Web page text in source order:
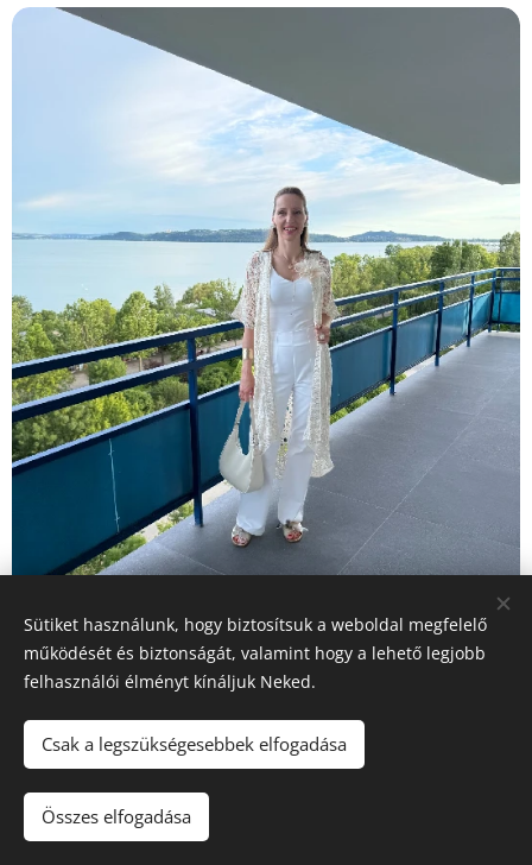
Miért válassz engem a stílustanácsadásban?
Sütiket használunk, hogy biztosítsuk a weboldal megfelelő
működését és biztonságát, valamint hogy a lehető legjobb
felhasználói élményt kínáljuk Neked.
Csak a legszükségesebbek elfogadása
Összes elfogadása